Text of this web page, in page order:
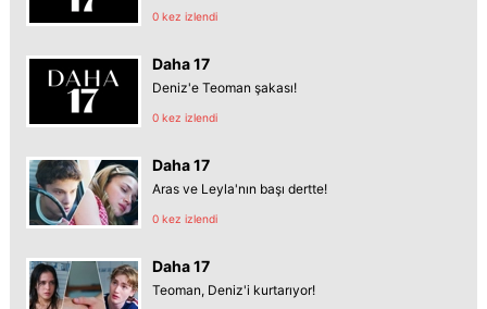
0 kez izlendi
Daha 17
Deniz'e Teoman şakası!
0 kez izlendi
Daha 17
Aras ve Leyla'nın başı dertte!
0 kez izlendi
Daha 17
Teoman, Deniz'i kurtarıyor!